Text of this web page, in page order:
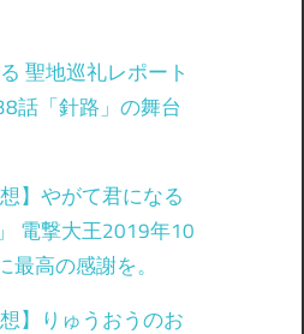
聖地巡礼レポート
話「針路」の舞台
】やがて君になる
電撃大王2019年10
高の感謝を。
】りゅうおうのお